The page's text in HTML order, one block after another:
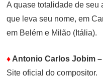
A quase totalidade de seu
que leva seu nome, em
em Belém e Milão (Itália).
♦ Antonio Carlos Jobim
Site oficial do compositor.